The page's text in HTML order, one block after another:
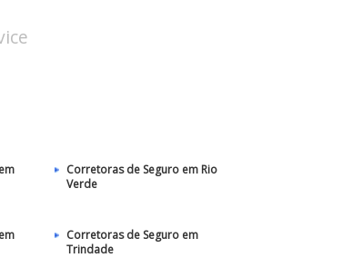
Corretoras de Seguro em Rio
Verde
Corretoras de Seguro em
Trindade